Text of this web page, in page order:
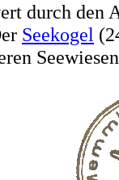
durch den
Seekogel